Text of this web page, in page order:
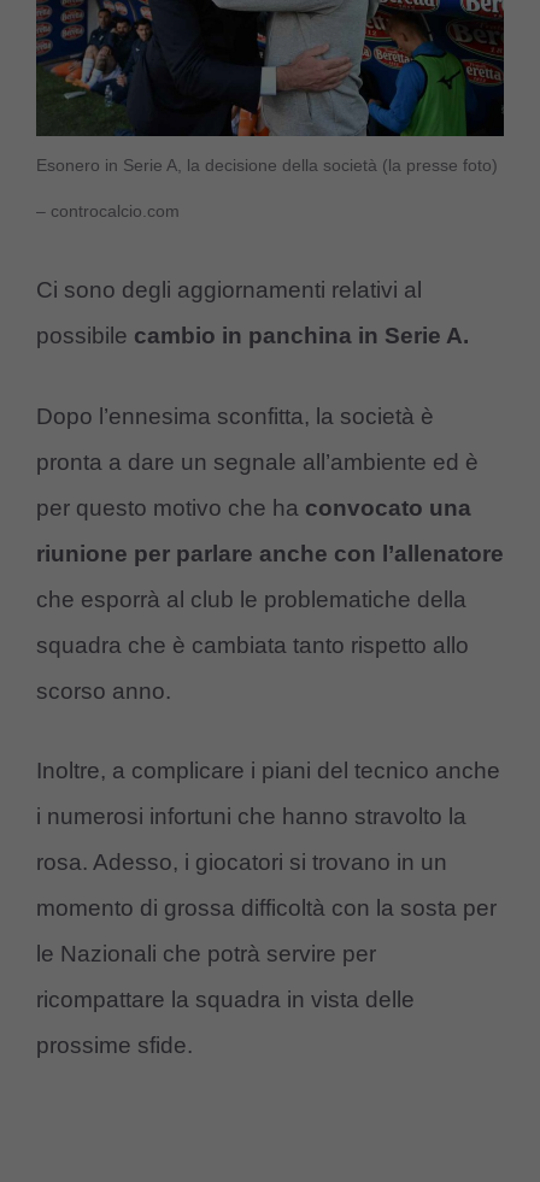
Esonero in Serie A, la decisione della società (la presse foto)
– controcalcio.com
Ci sono degli aggiornamenti relativi al
possibile cambio in panchina in Serie A.
Dopo l’ennesima sconfitta, la società è
pronta a dare un segnale all’ambiente ed è
per questo motivo che ha convocato una
riunione per parlare anche con l’allenatore
che esporrà al club le problematiche della
squadra che è cambiata tanto rispetto allo
scorso anno.
Inoltre, a complicare i piani del tecnico anche
i numerosi infortuni che hanno stravolto la
rosa. Adesso, i giocatori si trovano in un
momento di grossa difficoltà con la sosta per
le Nazionali che potrà servire per
ricompattare la squadra in vista delle
prossime sfide.